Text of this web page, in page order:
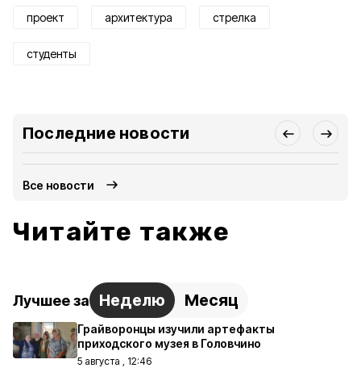
проект архитектура стрелка
студенты
Последние новости
Все новости
Читайте также
Лучшее за Неделю Месяц
Грайворонцы изучили артефакты
приходского музея в Головчино
5 августа , 12:46